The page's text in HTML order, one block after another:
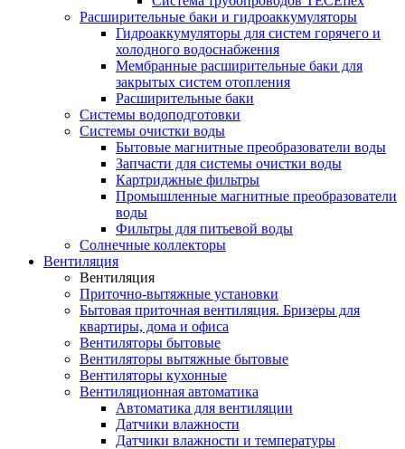
Расширительные баки и гидроаккумуляторы
Гидроаккумуляторы для систем горячего и
холодного водоснабжения
Мембранные расширительные баки для
закрытых систем отопления
Расширительные баки
Системы водоподготовки
Системы очистки воды
Бытовые магнитные преобразователи воды
Запчасти для системы очистки воды
Картриджные фильтры
Промышленные магнитные преобразователи
воды
Фильтры для питьевой воды
Солнечные коллекторы
Вентиляция
Вентиляция
Приточно-вытяжные установки
Бытовая приточная вентиляция. Бризеры для
квартиры, дома и офиса
Вентиляторы бытовые
Вентиляторы вытяжные бытовые
Вентиляторы кухонные
Вентиляционная автоматика
Автоматика для вентиляции
Датчики влажности
Датчики влажности и температуры